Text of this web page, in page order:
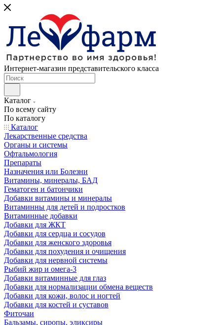
Интернет-магазин представительского класса
Каталог
По всему сайту
По каталогу
Каталог
Лекарственные средства
Органы и системы
Офтальмология
Препараты
Назначения или Болезни
Витамины, минералы, БАД
Гематоген и батончики
Добавки витамины и минералы
Витаминны для детей и подростков
Витаминные добавки
Добавки для ЖКТ
Добавки для сердца и сосудов
Добавки для женского здоровья
Добавки для похудения и очищения
Добавки для нервной системы
Рыбий жир и омега-3
Добавки витаминные для глаз
Добавки для нормализации обмена веществ
Добавки для кожи, волос и ногтей
Добавки для костей и суставов
Фиточаи
Бальзамы, сиропы, эликсиры